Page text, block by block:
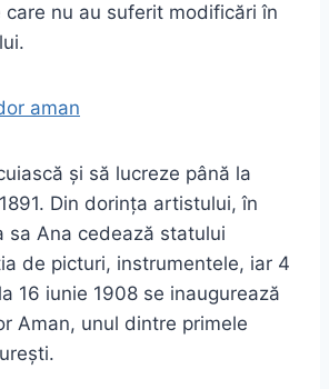
care nu au suferit modificări în
și să lucreze până la
Din dorința artistului, în
sa Ana cedează statului
de picturi, instrumentele, iar 4
16 iunie 1908 se inaugurează
Aman, unul dintre primele